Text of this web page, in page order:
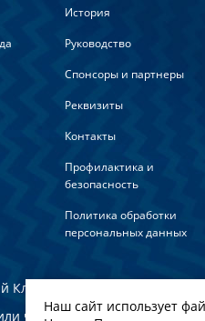
История
Руководство
Спонсоры и партнеры
Реквизиты
Контакты
Профилактика и
безопасность
Политика обработки
персональных данных
Клуб Динамо-Минск. 2022
частичном использовании
Наш сайт использует